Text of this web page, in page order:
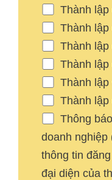
Thành lập
Thành lập
Thành
Thành lập
Thành lập
Thành lập
Thông
doanh nghiệp
thông tin
đại diện của